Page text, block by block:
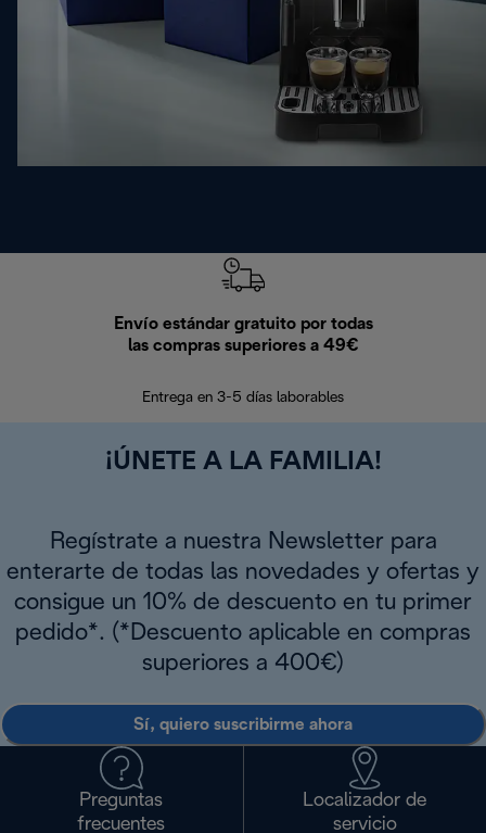
Envío estándar gratuito por todas
las compras superiores a 49€
Entrega en 3-5 días laborables
¡ÚNETE A LA FAMILIA!
Regístrate a nuestra Newsletter para
enterarte de todas las novedades y ofertas y
consigue un 10% de descuento en tu primer
pedido*. (*Descuento aplicable en compras
superiores a 400€)
Sí, quiero suscribirme ahora
Preguntas
frecuentes
Localizador de
servicio